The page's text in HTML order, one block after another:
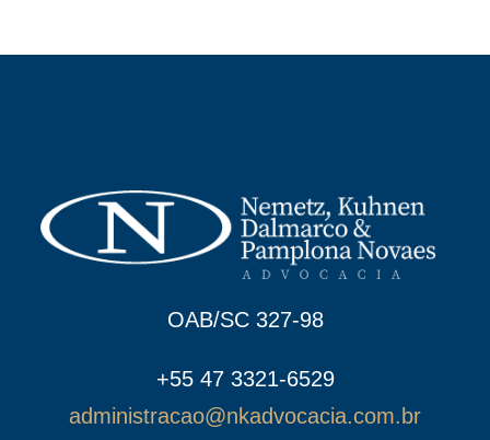
OAB/SC 327-98
+55 47 3321-6529
administracao@nkadvocacia.com.br